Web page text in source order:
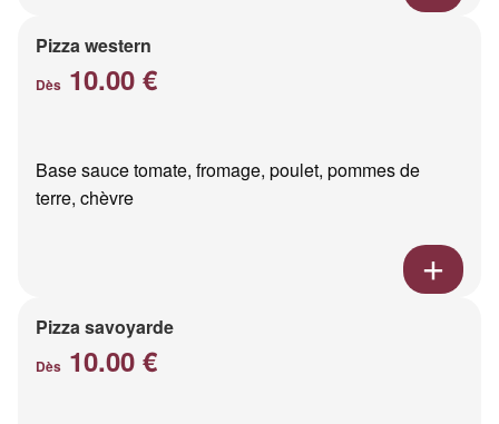
Pizza western
Dès 10.00 €
Base sauce tomate, fromage, poulet, pommes de
terre, chèvre
Pizza savoyarde
Dès 10.00 €